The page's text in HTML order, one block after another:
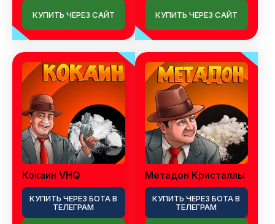
КУПИТЬ ЧЕРЕЗ САЙТ КУПИТЬ ЧЕРЕЗ САЙТ
Кокаин VHQ
КУПИТЬ ЧЕРЕЗ БОТА В
ТЕЛЕГРАМ
Метадон Кристаллы
КУПИТЬ ЧЕРЕЗ БОТА В
ТЕЛЕГРАМ